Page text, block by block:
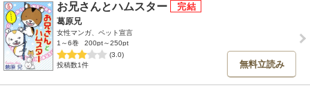
お兄さんとハムスター
葛原兄
女性マンガ、ペット宣言
1～6巻
200pt～250pt
(3.0)
投稿数1件
無料立読み